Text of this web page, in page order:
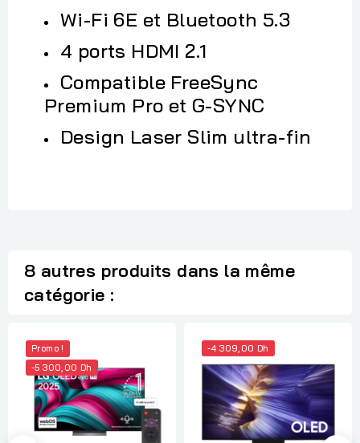
Wi-Fi 6E et Bluetooth 5.3
4 ports HDMI 2.1
Compatible FreeSync
Premium Pro et G-SYNC
Design Laser Slim ultra-fin
8 autres produits dans la même
catégorie :
Promo !
-5 300,00 Dh
-4 309,00 Dh